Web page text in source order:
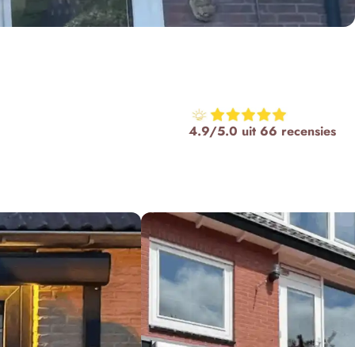
4.9/5.0 uit 66 recensies